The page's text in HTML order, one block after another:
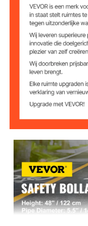
Materiaal
Basisgrootte
Kleur
Aantal